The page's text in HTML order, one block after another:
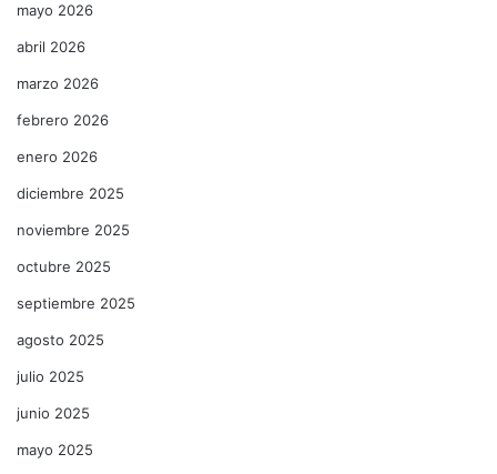
mayo 2026
abril 2026
marzo 2026
febrero 2026
enero 2026
diciembre 2025
noviembre 2025
octubre 2025
septiembre 2025
agosto 2025
julio 2025
junio 2025
mayo 2025